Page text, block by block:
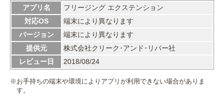
アプリ名
フリージング エクステンション
対応OS
端末により異なります
バージョン
端末により異なります
提供元
株式会社クリーク･アンド･リバー社
レビュー日
2018/08/24
※お手持ちの端末や環境によりアプリが利用できない場合がありま
す。